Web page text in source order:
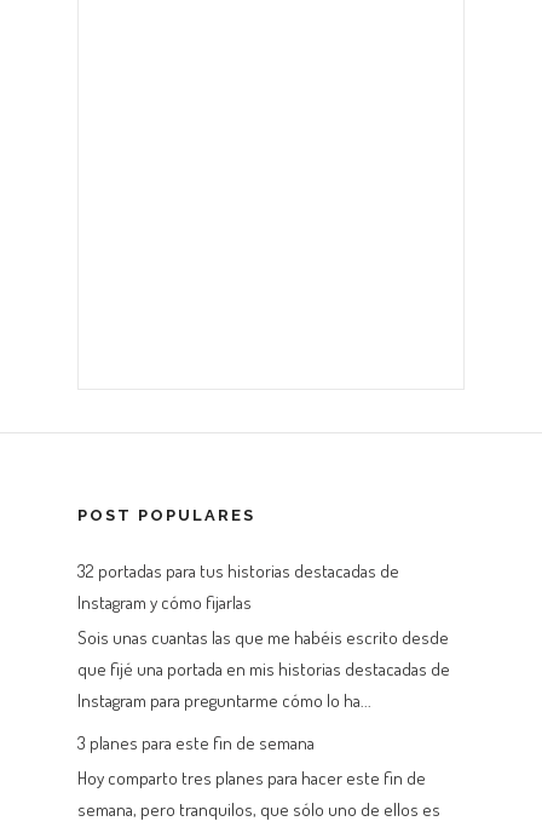
POST POPULARES
32 portadas para tus historias destacadas de
Instagram y cómo fijarlas
Sois unas cuantas las que me habéis escrito desde
que fijé una portada en mis historias destacadas de
Instagram para preguntarme cómo lo ha...
3 planes para este fin de semana
Hoy comparto tres planes para hacer este fin de
semana, pero tranquilos, que sólo uno de ellos es